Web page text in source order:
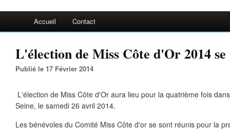
Accueil Contact
L'élection de Miss Côte d'Or 2014
Publié le 17 Février 2014
L'élection de Miss Côte d'Or aura lieu pour la quatrième fois
Seine, le samedi 26 avril 2014.
Les bénévoles du Comité Miss Côte d'or se sont réunis pour la